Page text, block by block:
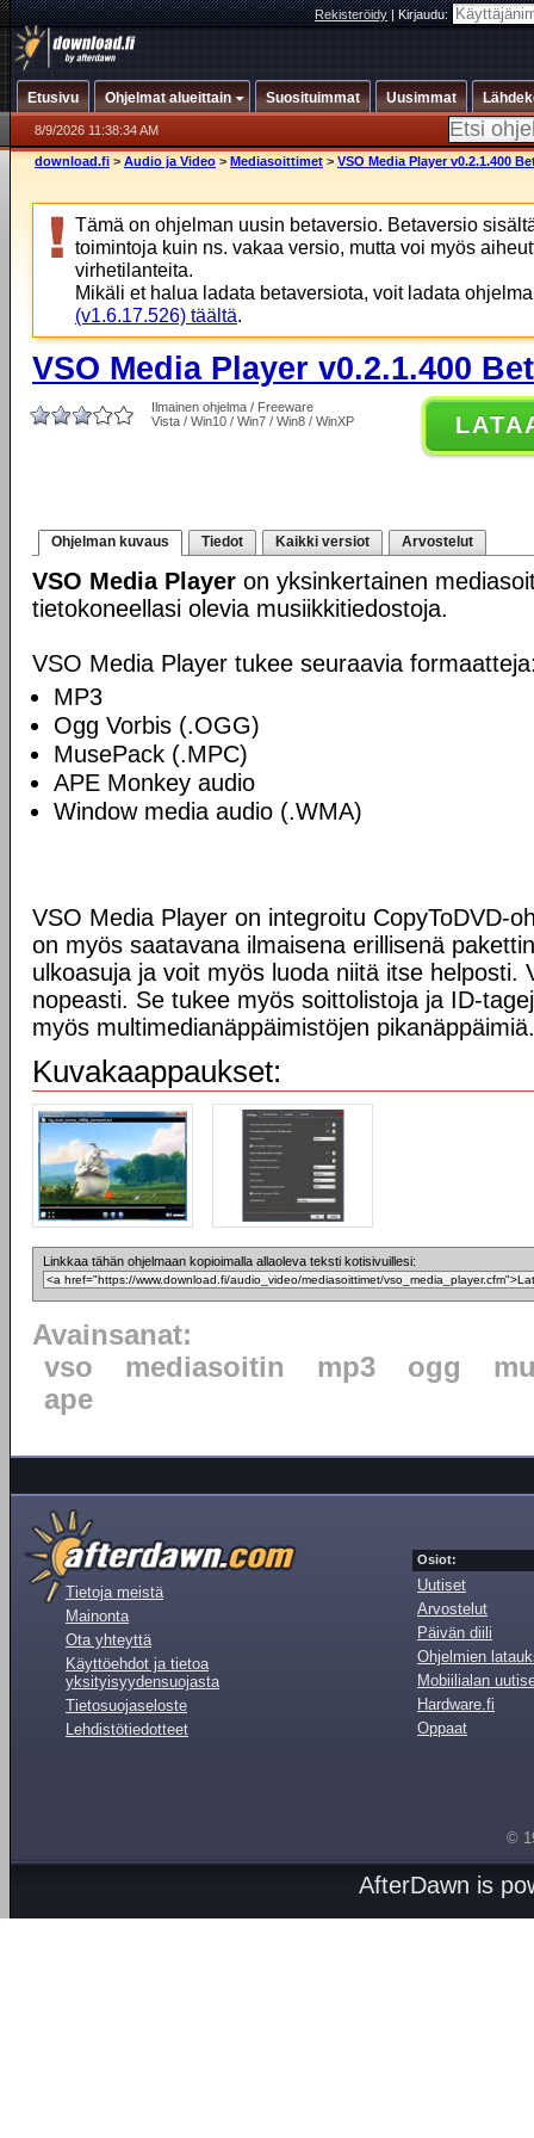
Rekisteröidy|Kirjaudu:
Etusivu Ohjelmat alueittain Suosituimmat Uusimmat
8/9/2026 11:38:34 AM
download.fi > Audio ja Video > Mediasoittimet > VSO Media Player v0.2.1.400
Tämä on ohjelman uusin betaversio. Betaversio
toimintoja kuin ns. vakaa versio, mutta voi myös
virhetilanteita.
Mikäli et halua ladata betaversiota, voit ladata
(v1.6.17.526) täältä.
VSO Media Player v0.2.1.400
Ilmainen ohjelma / Freeware
Vista / Win10 / Win7 / Win8 / WinXP
Ohjelman kuvaus Tiedot Kaikki versiot Arvostelut
VSO Media Player on yksinkertainen
tietokoneellasi olevia musiikkitiedostoja.
VSO Media Player tukee seuraavia
MP3
Ogg Vorbis (.OGG)
MusePack (.MPC)
APE Monkey audio
Window media audio (.WMA)
VSO Media Player on integroitu CopyToDVD-
on myös saatavana ilmaisena erillisenä
ulkoasuja ja voit myös luoda niitä itse helposti.
nopeasti. Se tukee myös soittolistoja ja ID-
myös multimedianäppäimistöjen pikanäppäimiä.
Kuvakaappaukset:
Linkkaa tähän ohjelmaan kopioimalla allaoleva teksti kotisivuillesi:
Avainsanat:
vso
mediasoitin mp3 ogg
ape
Tietoja meistä
Mainonta
Ota yhteyttä
Käyttöehdot ja tietoa
yksityisyydensuojasta
Tietosuojaseloste
Lehdistötiedotteet
Osiot:
Uutiset
Arvostelut
Päivän diili
Ohjelmien
Mobiilialan
Hardware.fi
Oppaat
©
AfterDawn is